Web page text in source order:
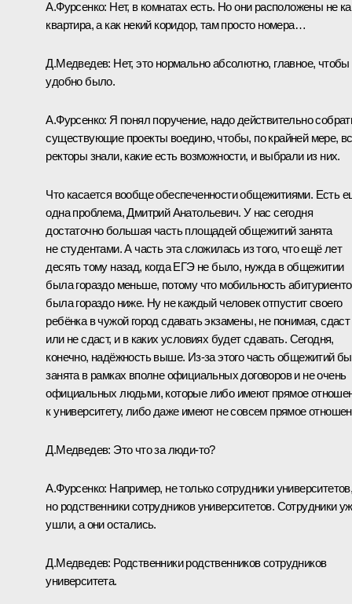
А.Фурсенко: Нет, в комнатах есть. Но они расположены не
квартира, а как некий коридор, там просто номера…
Д.Медведев: Нет, это нормально абсолютно, главное, чтобы
удобно было.
А.Фурсенко: Я понял поручение, надо действительно
существующие проекты воедино, чтобы, по крайней мере,
ректоры знали, какие есть возможности, и выбрали из них.
Что касается вообще обеспеченности общежитиями. Есть
одна проблема, Дмитрий Анатольевич. У нас сегодня
достаточно большая часть площадей общежитий занята
не студентами. А часть эта сложилась из того, что ещё лет
десять тому назад, когда ЕГЭ не было, нужда в общежитии
была гораздо меньше, потому что мобильность
была гораздо ниже. Ну не каждый человек отпустит своего
ребёнка в чужой город сдавать экзамены, не понимая, сдаст
или не сдаст, и в каких условиях будет сдавать. Сегодня,
конечно, надёжность выше. Из‑за этого часть общежитий
занята в рамках вполне официальных договоров и не очень
официальных людьми, которые либо имеют прямое
к университету, либо даже имеют не совсем прямое
Д.Медведев: Это что за люди‑то?
А.Фурсенко: Например, не только сотрудники
но родственники сотрудников университетов. Сотрудники
ушли, а они остались.
Д.Медведев: Родственники родственников сотрудников
университета.